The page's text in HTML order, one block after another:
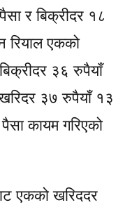
र बिक्रीदर १८
रियाल एकको
३६ रुपैयाँ
३७ रुपैयाँ १३
कायम गरिएको
एकको खरिददर